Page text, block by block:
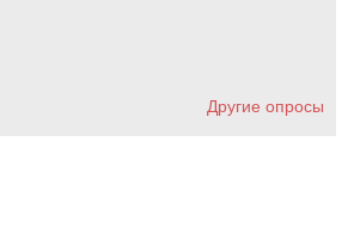
Другие опросы